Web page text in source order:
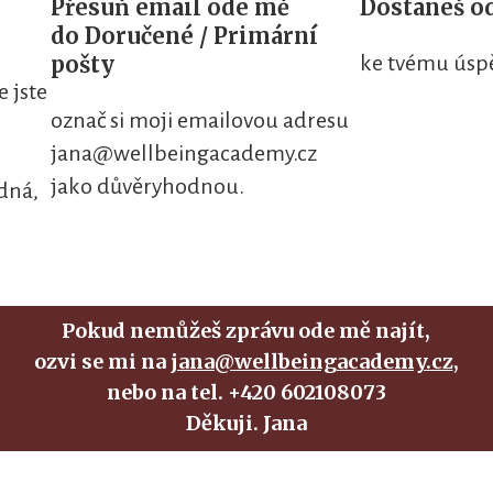
jste
Přesuň email ode mě
do Doručené / Primární
pošty
označ si moji emailovou adresu
jana@wellbeingacademy.cz
jako důvěryhodnou.
Dostaneš
ke tvému
Pokud nemůžeš zprávu ode mě najít,
ozvi se mi na jana@wellbeingacademy.cz,
nebo na tel. +420 602108073
Děkuji. Jana